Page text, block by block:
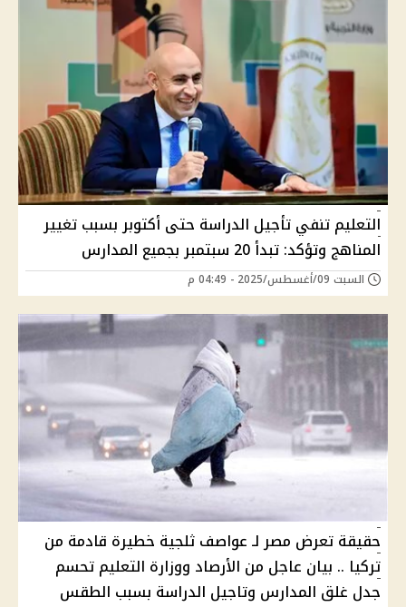
التعليم تنفي تأجيل الدراسة حتى أكتوبر بسبب تغيير
المناهج وتؤكد: تبدأ 20 سبتمبر بجميع المدارس
السبت 09/أغسطس/2025 - 04:49 م
حقيقة تعرض مصر لـ عواصف ثلجية خطيرة قادمة من
تركيا .. بيان عاجل من الأرصاد ووزارة التعليم تحسم
جدل غلق المدارس وتاجيل الدراسة بسبب الطقس